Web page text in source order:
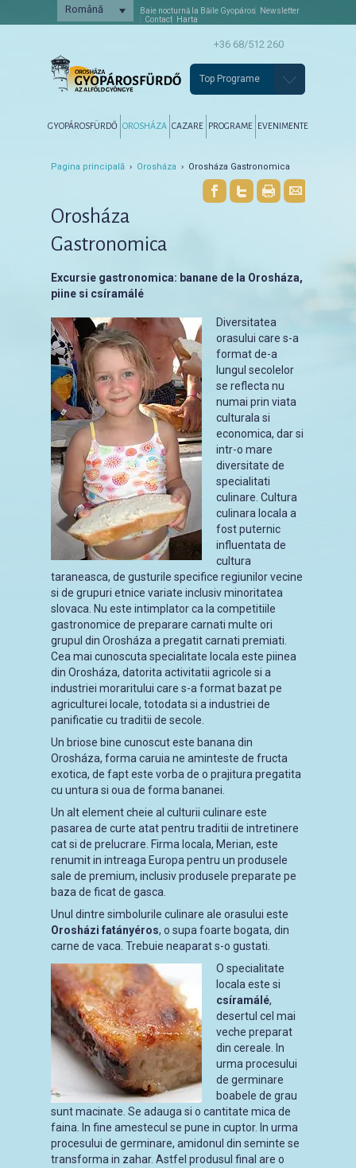
Română Baie nocturnă la Băile Gyopáros
Newsletter
Contact
Harta
+36 68/512 260
Top Programe
Tovább az elsődleges tartalomra
Tovább a másodlagos tartalomra
GYOPÁROSFÜRDŐ OROSHÁZA CAZARE PROGRAME EVENIMENTE
Pagina principală › Orosháza › Orosháza Gastronomica
Orosháza
Gastronomica
Excursie gastronomica: banane de la Orosháza,
piine si csíramálé
Diversitatea
orasului care s-a
format de-a
lungul secolelor
se reflecta nu
numai prin viata
culturala si
economica, dar si
intr-o mare
diversitate de
specialitati
culinare. Cultura
culinara locala a
fost puternic
influentata de
cultura
taraneasca, de gusturile specifice regiunilor vecine
si de grupuri etnice variate inclusiv minoritatea
slovaca. Nu este intimplator ca la competitiile
gastronomice de preparare carnati multe ori
grupul din Orosháza a pregatit carnati premiati.
Cea mai cunoscuta specialitate locala este piinea
din Orosháza, datorita activitatii agricole si a
industriei moraritului care s-a format bazat pe
agriculturei locale, totodata si a industriei de
panificatie cu traditii de secole.
Un briose bine cunoscut este banana din
Orosháza, forma caruia ne aminteste de fructa
exotica, de fapt este vorba de o prajitura pregatita
cu untura si oua de forma bananei.
Un alt element cheie al culturii culinare este
pasarea de curte atat pentru traditii de intretinere
cat si de prelucrare. Firma locala, Merian, este
renumit in intreaga Europa pentru un produsele
sale de premium, inclusiv produsele preparate pe
baza de ficat de gasca.
Unul dintre simbolurile culinare ale orasului este
Orosházi fatányéros, o supa foarte bogata, din
carne de vaca. Trebuie neaparat s-o gustati.
O specialitate
locala este si
csíramálé,
desertul cel mai
veche preparat
din cereale. In
urma procesului
de germinare
boabele de grau
sunt macinate. Se adauga si o cantitate mica de
faina. In fine amestecul se pune in cuptor. In urma
procesului de germinare, amidonul din seminte se
transforma in zahar. Astfel produsul final are o